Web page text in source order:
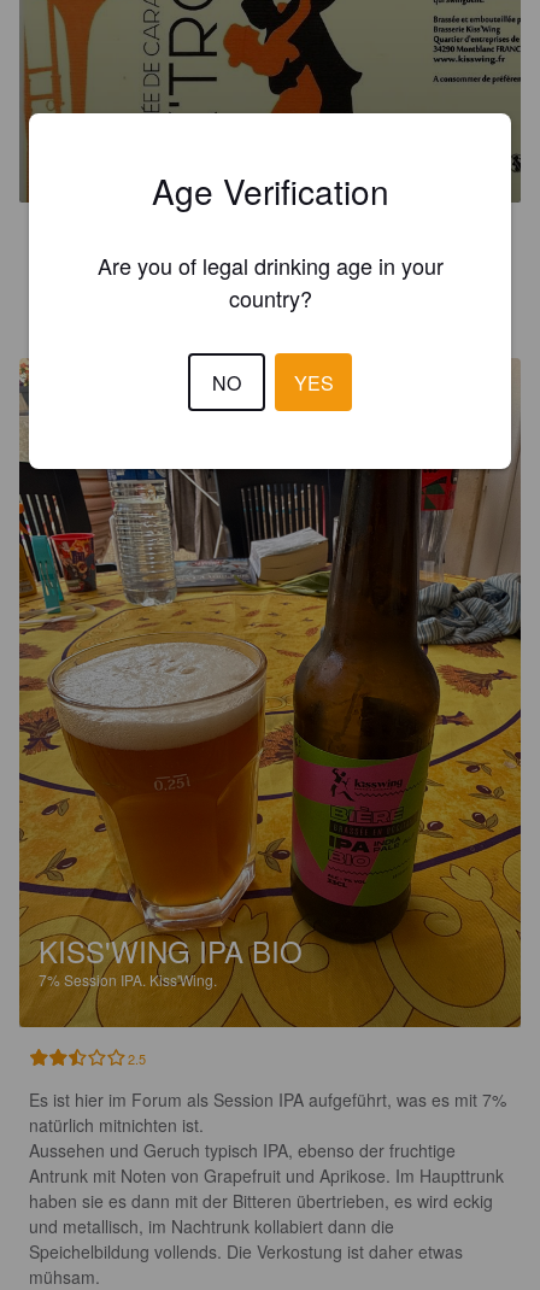
FOX'TROT
KISS'WING IPA BIO
7%Session IPA. Kiss'Wing.
2.5
Es ist hier im Forum als Session IPA aufgeführt, was es mit 7%
natürlich mitnichten ist.
Aussehen und Geruch typisch IPA, ebenso der fruchtige
Antrunk mit Noten von Grapefruit und Aprikose. Im Haupttrunk
haben sie es dann mit der Bitteren übertrieben, es wird eckig
und metallisch, im Nachtrunk kollabiert dann die
Speichelbildung vollends. Die Verkostung ist daher etwas
mühsam.
Age Verification
Are you of legal drinking age in your
country?
NO YES